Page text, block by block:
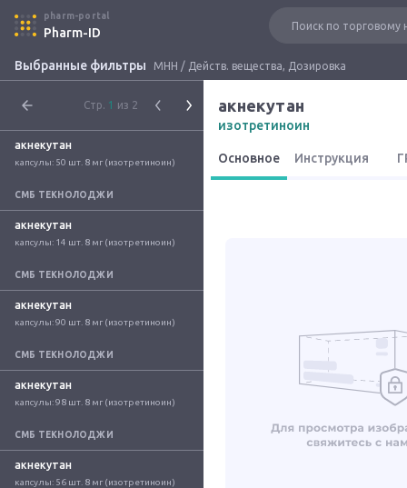
pharm-portal
Pharm-ID
Выбранные фильтры МНН / Действ. вещества, Дозировка
Стр. 1 из 2
акнекутан
капсулы: 50 шт. 8 мг (изотретиноин)
СМБ ТЕКНОЛОДЖИ
акнекутан
капсулы: 14 шт. 8 мг (изотретиноин)
СМБ ТЕКНОЛОДЖИ
акнекутан
капсулы: 90 шт. 8 мг (изотретиноин)
СМБ ТЕКНОЛОДЖИ
акнекутан
капсулы: 98 шт. 8 мг (изотретиноин)
СМБ ТЕКНОЛОДЖИ
акнекутан
капсулы: 56 шт. 8 мг (изотретиноин)
акнекутан
изотретиноин
Основное Инструкция